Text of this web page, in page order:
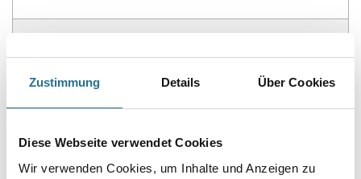
Zustimmung Details Über Cookies
Diese Webseite verwendet Cookies
Wir verwenden Cookies, um Inhalte und Anzeigen zu
GEFAHRENHINWEISE